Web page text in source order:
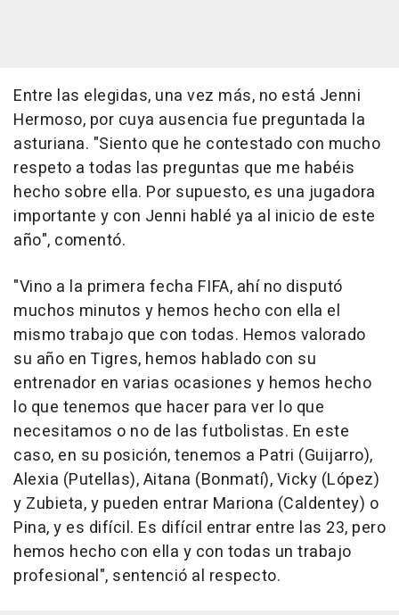
Entre las elegidas, una vez más, no está Jenni
Hermoso, por cuya ausencia fue preguntada la
asturiana. "Siento que he contestado con mucho
respeto a todas las preguntas que me habéis
hecho sobre ella. Por supuesto, es una jugadora
importante y con Jenni hablé ya al inicio de este
año", comentó.
"Vino a la primera fecha FIFA, ahí no disputó
muchos minutos y hemos hecho con ella el
mismo trabajo que con todas. Hemos valorado
su año en Tigres, hemos hablado con su
entrenador en varias ocasiones y hemos hecho
lo que tenemos que hacer para ver lo que
necesitamos o no de las futbolistas. En este
caso, en su posición, tenemos a Patri (Guijarro),
Alexia (Putellas), Aitana (Bonmatí), Vicky (López)
y Zubieta, y pueden entrar Mariona (Caldentey) o
Pina, y es difícil. Es difícil entrar entre las 23, pero
hemos hecho con ella y con todas un trabajo
profesional", sentenció al respecto.